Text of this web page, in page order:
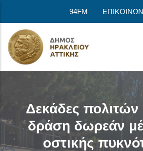
94FM
Δεκάδες πολιτών
δράση δωρεάν
οστικής